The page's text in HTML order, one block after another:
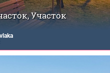
Участок